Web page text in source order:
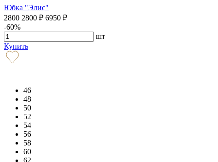
Юбка "Элис"
2800 2800 ₽ 6950 ₽
-60%
шт
Купить
46
48
50
52
54
56
58
60
62